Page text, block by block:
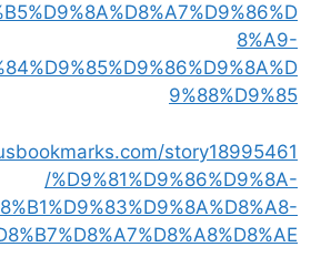
8%A9-
9%88%D9%85
story18995461
/%D9%81%D9%86%D9%8A-